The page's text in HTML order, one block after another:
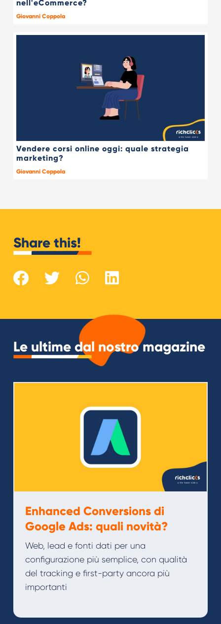
nell'eCommerce?
Giovanni Coppola
Vendere corsi online oggi: quale strategia
marketing?
Giovanni Coppola
Share this!
Le ultime dal nostro magazine
Enhanced Conversions di
Google Ads: quali novità?
Web, lead e fonti dati per una
configurazione più semplice, con qualità
del tracking e first-party ancora più
importanti